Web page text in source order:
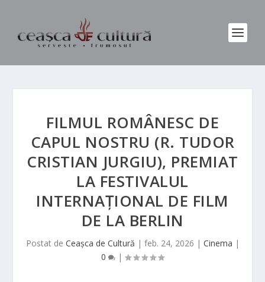
FILMUL ROMÂNESC DE
CAPUL NOSTRU (R. TUDOR
CRISTIAN JURGIU), PREMIAT
LA FESTIVALUL
INTERNAȚIONAL DE FILM
DE LA BERLIN
Postat de Ceașca de Cultură | feb. 24, 2026 | Cinema |
0
|